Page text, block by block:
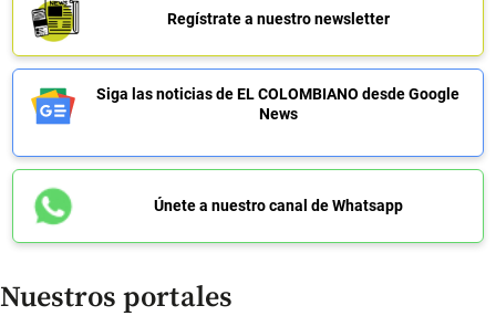
Regístrate a nuestro newsletter
Siga las noticias de EL COLOMBIANO desde Google
News
Únete a nuestro canal de Whatsapp
Nuestros portales